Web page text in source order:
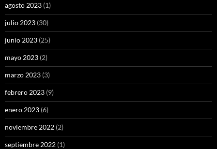
agosto 2023 (1)
julio 2023 (30)
junio 2023 (25)
mayo 2023 (2)
marzo 2023 (3)
febrero 2023 (9)
enero 2023 (6)
noviembre 2022 (2)
septiembre 2022 (1)